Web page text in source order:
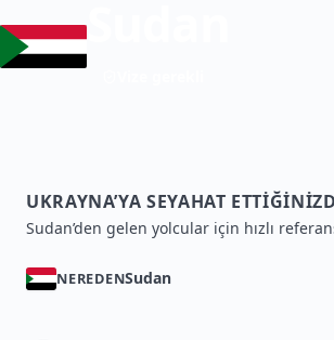
UKRAYNA’YA SEYAHAT
Sudan’den gelen yolcular için hızlı
NEREDENSudan